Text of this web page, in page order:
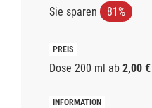
Sie sparen 81%
Dose 200 ml ab 2,00 €